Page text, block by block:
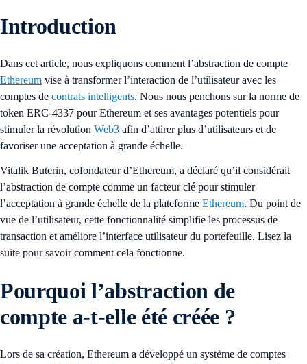
Introduction
Dans cet article, nous expliquons comment l’abstraction de compte
Ethereum vise à transformer l’interaction de l’utilisateur avec les
comptes de contrats intelligents. Nous nous penchons sur la norme de
token ERC-4337 pour Ethereum et ses avantages potentiels pour
stimuler la révolution Web3 afin d’attirer plus d’utilisateurs et de
favoriser une acceptation à grande échelle.
Vitalik Buterin, cofondateur d’Ethereum, a déclaré qu’il considérait
l’abstraction de compte comme un facteur clé pour stimuler
l’acceptation à grande échelle de la plateforme Ethereum. Du point de
vue de l’utilisateur, cette fonctionnalité simplifie les processus de
transaction et améliore l’interface utilisateur du portefeuille. Lisez la
suite pour savoir comment cela fonctionne.
Pourquoi l’abstraction de
compte a-t-elle été créée ?
Lors de sa création, Ethereum a développé un système de comptes